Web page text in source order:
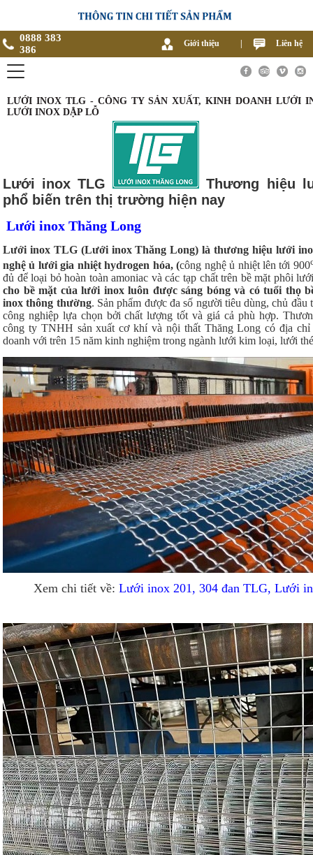
0888 383
386
Giới thiệu Liên hệ
LƯỚI INOX TLG - CÔNG TY SẢN XUẤT, KINH DOANH LƯỚI
LƯỚI INOX DẬP LỖ
Lưới inox TLG
Thương hiệu
phổ biến trên thị trường hiện nay
Lưới inox Thăng Long
Lưới inox TLG (Lưới inox Thăng Long) là thương hiệu lưới
nghệ ủ lưới gia nhiệt hydrogen hóa, (công nghệ ủ nhiệt lên tới 900
đủ để loại bỏ hoàn toàn amoniac và các tạp chất trên bề mặt phôi
cho bề mặt của lưới inox luôn được sáng bóng và có tuổi thọ
inox thông thường. Sản phẩm được đa số người tiêu dùng, chủ
công nghiệp lựa chọn bởi chất lượng tốt và giá cả phù hợp.
công ty TNHH sản xuất cơ khí và nội thất Thăng Long có địa
doanh với trên 15 năm kinh nghiệm trong ngành lưới kim loại, lưới
Xem chi tiết về: Lưới inox 201, 304 đan TLG, Lưới